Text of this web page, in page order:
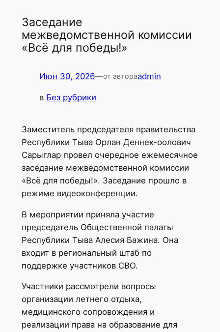
Заседание
межведомственной комиссии
«Всё для победы!»
Июн 30, 2026—от автораadmin
в Без рубрики
Заместитель председателя правительства
Республики Тыва Орлан Деннек-оолович
Сарыглар провел очередное ежемесячное
заседание межведомственной комиссии
«Всё для победы!». Заседание прошло в
режиме видеоконференции.
В мероприятии приняла участие
председатель Общественной палаты
Республики Тыва Алесия Бажина. Она
входит в региональный штаб по
поддержке участников СВО.
Участники рассмотрели вопросы
организации летнего отдыха,
медицинского сопровождения и
реализации права на образование для